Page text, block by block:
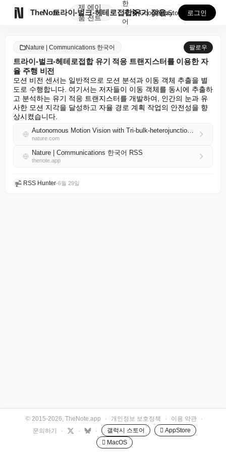
TheNote
제
품
에이
전트
트라이-벌크-헤테로접합 유기 적응 트랜지스터를 이용한 ...
한
국
어
GooglePlay
AppStore 로그인
Nature | Communications 한국어 팔로우
트라이-벌크-헤테로접합 유기 적응 트랜지스터를 이용한 자
율 주행 비전
모션 비전 센서는 일반적으로 모션 분석과 이동 객체 추출을 별
도로 수행합니다. 여기서는 저자들이 이동 객체를 동시에 추출하
고 분석하는 유기 적응 트랜지스터를 개발하여, 인간의 눈과 유
사한 모션 지각을 달성하고 자율 경로 계획 작업의 안전성을 향
상시켰습니다.
Autonomous Motion Vision with Tri-bulk-heterojunctioned Organic Adaptation Transistor
nature.com
Nature | Communications 한국어 RSS
thenote.app
RSS Hunter•6월 29일
© 2015-2026, TheNote.app · 개인정보 보호정책 · 이용 약관
·
문의하기
· · · 갤럭시 스토어
 AppStore
 MacOS